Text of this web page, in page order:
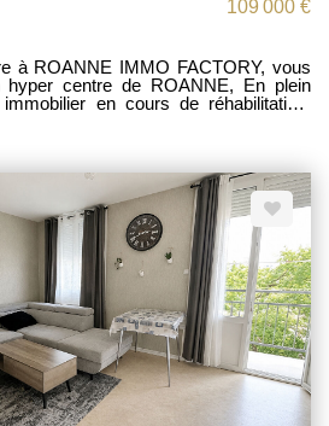
109 000 €
à ROANNE IMMO FACTORY, vous
centre de ROANNE, En plein
en cours de réhabilitation,